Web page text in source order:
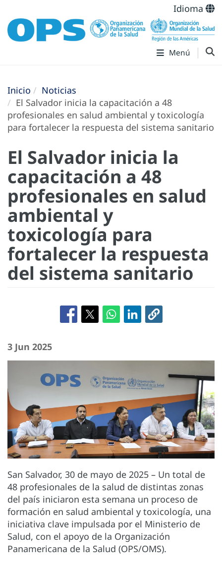
Idioma
Menú
Inicio
Noticias
El Salvador inicia la capacitación a 48
profesionales en salud ambiental y toxicología
para fortalecer la respuesta del sistema sanitario
El Salvador inicia la
capacitación a 48
profesionales en salud
ambiental y
toxicología para
fortalecer la respuesta
del sistema sanitario
3 Jun 2025
San Salvador, 30 de mayo de 2025 – Un total de
48 profesionales de la salud de distintas zonas
del país iniciaron esta semana un proceso de
formación en salud ambiental y toxicología, una
iniciativa clave impulsada por el Ministerio de
Salud, con el apoyo de la Organización
Panamericana de la Salud (OPS/OMS).